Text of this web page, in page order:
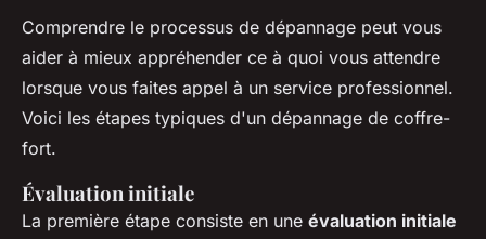
Comprendre le processus de dépannage peut vous
aider à mieux appréhender ce à quoi vous attendre
lorsque vous faites appel à un service professionnel.
Voici les étapes typiques d'un dépannage de coffre-
fort.
Évaluation initiale
La première étape consiste en une évaluation initiale